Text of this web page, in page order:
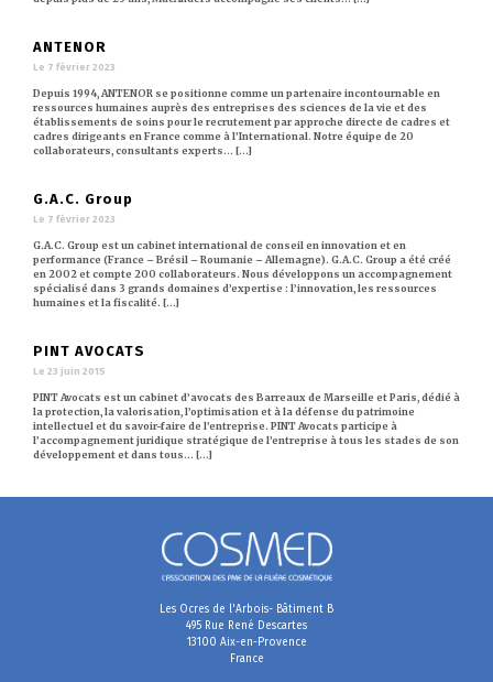
ANTENOR
Le 7 février 2023
Depuis 1994, ANTENOR se positionne comme un partenaire incontournable en
ressources humaines auprès des entreprises des sciences de la vie et des
établissements de soins pour le recrutement par approche directe de cadres et
cadres dirigeants en France comme à l’International. Notre équipe de 20
collaborateurs, consultants experts… [...]
G.A.C. Group
Le 7 février 2023
G.A.C. Group est un cabinet international de conseil en innovation et en
performance (France – Brésil – Roumanie – Allemagne). G.A.C. Group a été créé
en 2002 et compte 200 collaborateurs. Nous développons un accompagnement
spécialisé dans 3 grands domaines d’expertise : l’innovation, les ressources
humaines et la fiscalité. [...]
PINT AVOCATS
Le 23 juin 2015
PINT Avocats est un cabinet d’avocats des Barreaux de Marseille et Paris, dédié à
la protection, la valorisation, l’optimisation et à la défense du patrimoine
intellectuel et du savoir-faire de l’entreprise. PINT Avocats participe à
l’accompagnement juridique stratégique de l’entreprise à tous les stades de son
développement et dans tous… [...]
Les Ocres de l'Arbois- Bâtiment B
495 Rue René Descartes
13100 Aix-en-Provence
France